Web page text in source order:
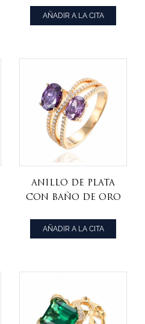
18K Baño Oro
Amarillo
AÑADIR A LA CITA
Anillo De Plata
Con Baño De Oro
Quilates De
Circonitas
Y Blancas 925
AÑADIR A LA CITA